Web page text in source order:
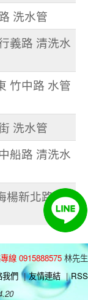
洗水管
義路 清洗水
竹中路 水管
洗水管
船路 清洗水
楊新北路 清
線 0915888575 林先生
我們 | 友情連結 | RSS